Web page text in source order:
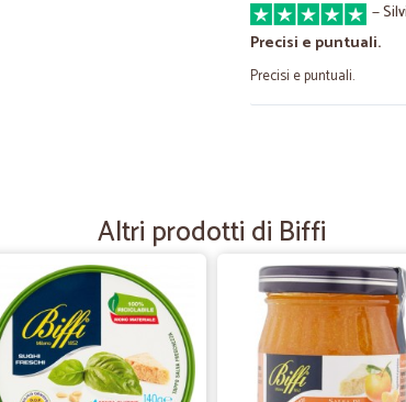
—
Precisi e puntuali.
Precisi e puntuali.
ben fornito ottimo
—
Consegna velocissima
Consegna velocissima,
merce non deperibile,
Altri prodotti di Biffi